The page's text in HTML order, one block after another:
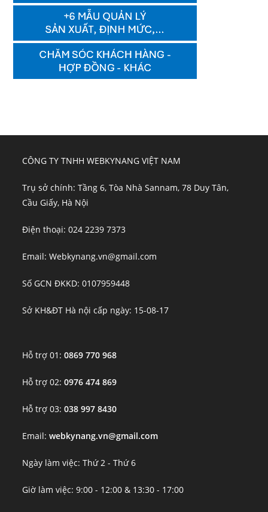
CÔNG TY TNHH WEBKYNANG VIỆT NAM
Trụ sở chính: Tầng 6, Tòa Nhà Sannam, 78 Duy Tân,
Cầu Giấy, Hà Nội
Điện thoại: 024 2239 7373
Email: Webkynang.vn@gmail.com
Số GCN ĐKKD: 0107959448
Sở KH&ĐT Hà nội cấp ngày: 15-08-17
Hỗ trợ 01:0869 770 968
Hỗ trợ 02:0976 474 869
Hỗ trợ 03:038 997 8430
Email:webkynang.vn@gmail.com
Ngày làm việc: Thứ 2 - Thứ 6
Giờ làm việc: 9:00 - 12:00 & 13:30 - 17:00